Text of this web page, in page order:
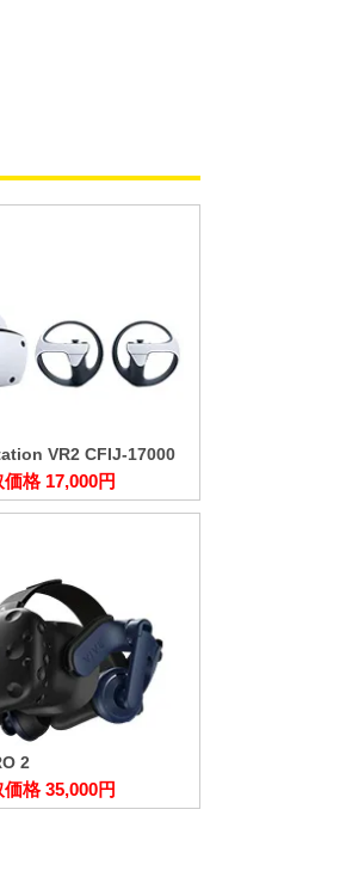
VR2 CFIJ-17000
価格 17,000円
2
価格 35,000円